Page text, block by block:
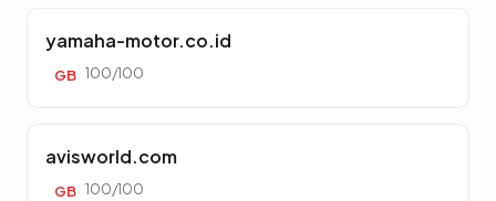
yamaha-motor.co.id
GB 100/100
avisworld.com
GB 100/100